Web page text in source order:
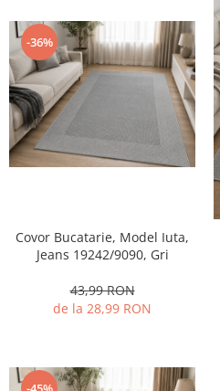
-36%
Covor Bucatarie, Model Iuta,
Jeans 19242/9090, Gri
43,99 RON
de la 28,99 RON